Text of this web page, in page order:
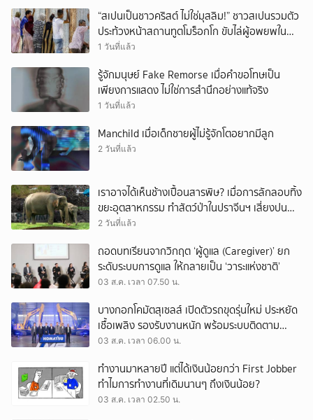
“สเปนเป็นชาวคริสต์ ไม่ใช่มุสลิม!” ชาวสเปนรวมตัว
ประท้วงหน้าสถานทูตโมร็อกโก ขับไล่ผู้อพยพใน
เมืองเซวตาออกนอกประเทศ
1 วันที่แล้ว
รู้จักมนุษย์ Fake Remorse เมื่อคำขอโทษเป็น
เพียงการแสดง ไม่ใช่การสำนึกอย่างแท้จริง
1 วันที่แล้ว
Manchild เมื่อเด็กชายผู้ไม่รู้จักโตอยากมีลูก
2 วันที่แล้ว
เราอาจได้เห็นช้างเปื้อนสารพิษ? เมื่อการลักลอบทิ้ง
ขยะอุตสาหกรรม ทำสัตว์ป่าในปราจีนฯ เสี่ยงปน
เปื้อน
2 วันที่แล้ว
ถอดบทเรียนจากวิกฤต ‘ผู้ดูแล (Caregiver)’ ยก
ระดับระบบการดูแล ให้กลายเป็น ‘วาระแห่งชาติ’
03 ส.ค. เวลา 07.50 น.
บางกอกโคมัตสุเซลส์ เปิดตัวรถขุดรุ่นใหม่ ประหยัด
เชื้อเพลิง รองรับงานหนัก พร้อมระบบติดตาม
เครื่องจักรผ่านดาวเทียม
03 ส.ค. เวลา 06.00 น.
ทำงานมาหลายปี แต่ได้เงินน้อยกว่า First Jobber
ทำไมการทำงานที่เดิมนานๆ ถึงเงินน้อย?
03 ส.ค. เวลา 02.50 น.